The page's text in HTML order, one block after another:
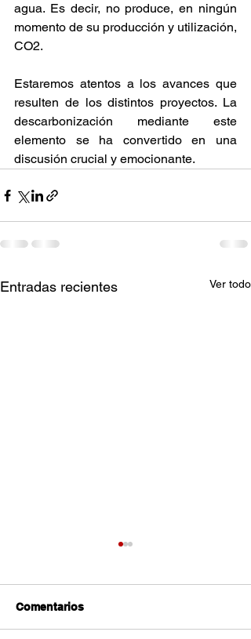
agua. Es decir, no produce, en ningún
momento de su producción y utilización,
CO2.
Estaremos atentos a los avances que
resulten de los distintos proyectos. La
descarbonización mediante este
elemento se ha convertido en una
discusión crucial y emocionante.
Entradas recientes Ver todo
Comentarios